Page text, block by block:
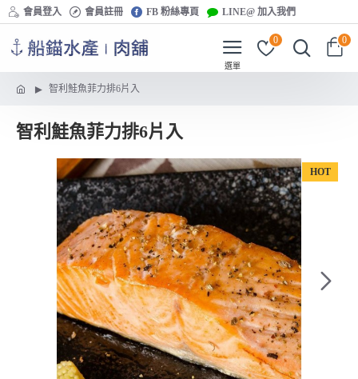
會員登入 會員註冊 FB 粉絲專頁 LINE@ 加入我們
0 0
智利鮭魚菲力排6片入
智利鮭魚菲力排6片入
HOT